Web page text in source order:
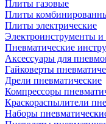
Плиты газовые
Плиты
Плиты электрические
Электроинструменты и
Пневматические
Аксессуары для
Гайковерты
Дрели пневматические
Компрессоры
Краскораспылители
Наборы